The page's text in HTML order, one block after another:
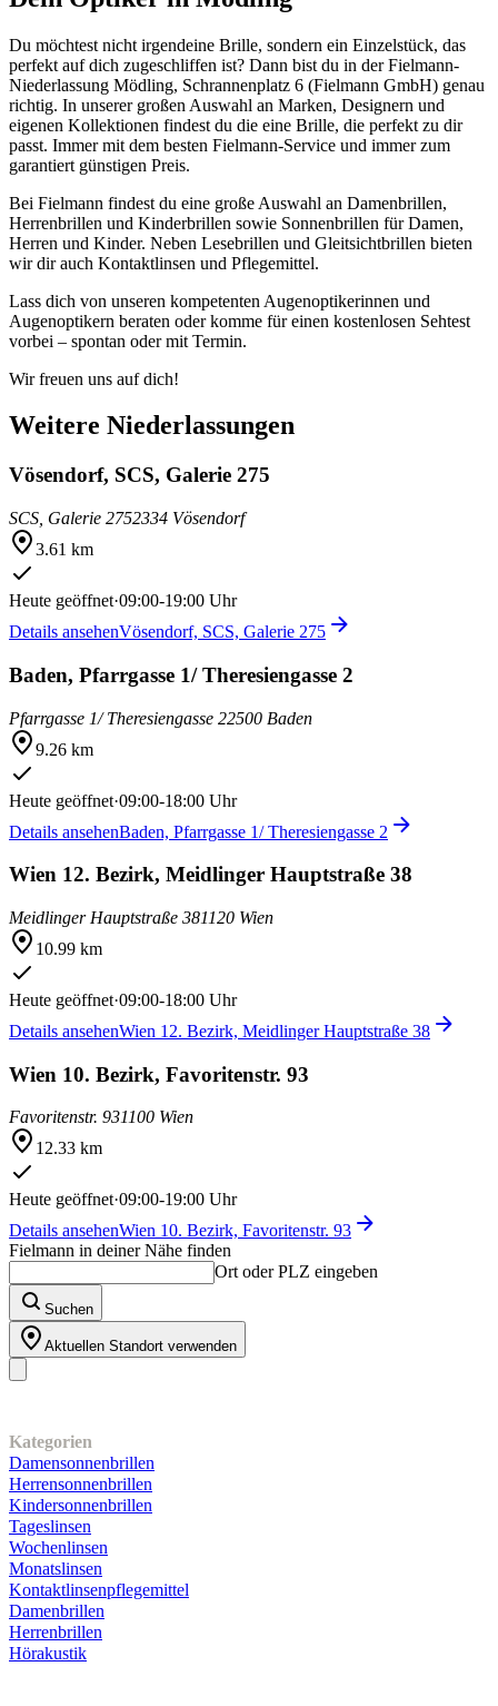
Du möchtest nicht irgendeine Brille, sondern ein Einzelstück, das
perfekt auf dich zugeschliffen ist? Dann bist du in der Fielmann-
Niederlassung Mödling, Schrannenplatz 6 (Fielmann GmbH) genau
richtig. In unserer großen Auswahl an Marken, Designern und
eigenen Kollektionen findest du die eine Brille, die perfekt zu dir
passt. Immer mit dem besten Fielmann-Service und immer zum
garantiert günstigen Preis.
Bei Fielmann findest du eine große Auswahl an Damenbrillen,
Herrenbrillen und Kinderbrillen sowie Sonnenbrillen für Damen,
Herren und Kinder. Neben Lesebrillen und Gleitsichtbrillen bieten
wir dir auch Kontaktlinsen und Pflegemittel.
Lass dich von unseren kompetenten Augenoptikerinnen und
Augenoptikern beraten oder komme für einen kostenlosen Sehtest
vorbei – spontan oder mit Termin.
Wir freuen uns auf dich!
Weitere Niederlassungen
Vösendorf, SCS, Galerie 275
SCS, Galerie 2752334 Vösendorf
3.61 km
Heute geöffnet·09:00-19:00 Uhr
Details ansehenVösendorf, SCS, Galerie 275
Baden, Pfarrgasse 1/ Theresiengasse 2
Pfarrgasse 1/ Theresiengasse 22500 Baden
9.26 km
Heute geöffnet·09:00-18:00 Uhr
Details ansehenBaden, Pfarrgasse 1/ Theresiengasse 2
Wien 12. Bezirk, Meidlinger Hauptstraße 38
Meidlinger Hauptstraße 381120 Wien
10.99 km
Heute geöffnet·09:00-18:00 Uhr
Details ansehenWien 12. Bezirk, Meidlinger Hauptstraße 38
Wien 10. Bezirk, Favoritenstr. 93
Favoritenstr. 931100 Wien
12.33 km
Heute geöffnet·09:00-19:00 Uhr
Details ansehenWien 10. Bezirk, Favoritenstr. 93
Fielmann in deiner Nähe finden
Ort oder PLZ eingeben
Suchen
Aktuellen Standort verwenden
Kategorien
Damensonnenbrillen
Herrensonnenbrillen
Kindersonnenbrillen
Tageslinsen
Wochenlinsen
Monatslinsen
Kontaktlinsenpflegemittel
Damenbrillen
Herrenbrillen
Hörakustik